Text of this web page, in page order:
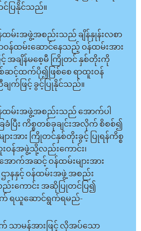
ြနိုင်သည်။
ထမ်းအဖွဲ့အစည်းသည် ချိန်နှုန်းလစာ
န်ထမ်းဆောင်နေသည့် ဝန်ထမ်းအား
င့် အချိန်မစေ့မီ ကြိုတင် နှစ်တိုးကို
ဆင့်ထက်ပို၍ဖြစ်စေ ရာထူးဝန်
က်ဖြင့် ခွင့်ပြုနိုင်သည်။
ထမ်းအဖွဲ့အစည်းသည် အောက်ပါ
ခံပြီး ကိစ္စတစ်ခုချင်းအလိုက် စိစစ်၍
ျားအား ကြိုတင်နှစ်တိုးခွင့် ပြုရန်ကိစ္စ
းဝန်အဖွဲ့သို့လည်းကောင်း၊
ောက်အဆင့် ဝန်ထမ်းများအား
ာနနှင့် ဝန်ထမ်းအဖွဲ့ အစည်း
းကောင်း အဆိုပြုတင်ပြ၍
က် ရယူဆောင်ရွက်ရမည်-
သာမန်အားဖြင့် လိုအပ်သော